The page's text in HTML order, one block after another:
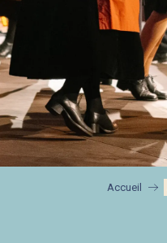
Accueil